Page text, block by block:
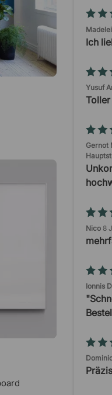
Ich
Yusuf
Gernot
Nico 8
Ionnis